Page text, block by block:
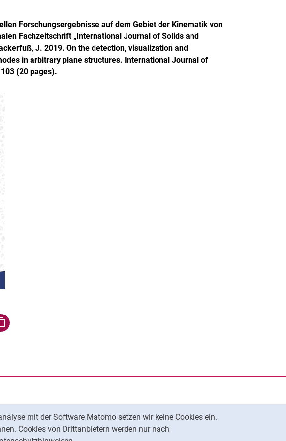
mit der Software Matomo setzen wir keine Cookies ein.
Cookies von Drittanbietern werden nur nach
Forschungsergebnisse auf dem Gebiet der Kinematik von
Fachzeitschrift „International Journal of Solids and
J. 2019. On the detection, visualization and
in arbitrary plane structures. International Journal of
(20 pages).
teilen (externer Link, öffnet neues Fenster)
über Facebook teilen (externer Link, öffnet neues Fenster)